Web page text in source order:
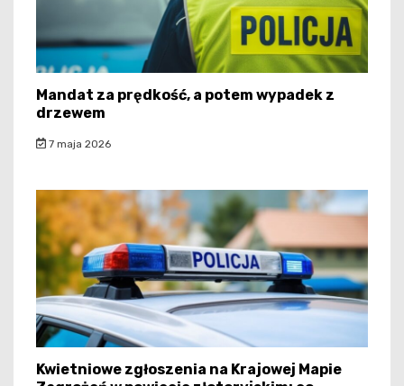
Mandat za prędkość, a potem wypadek z
drzewem
7 maja 2026
Kwietniowe zgłoszenia na Krajowej Mapie